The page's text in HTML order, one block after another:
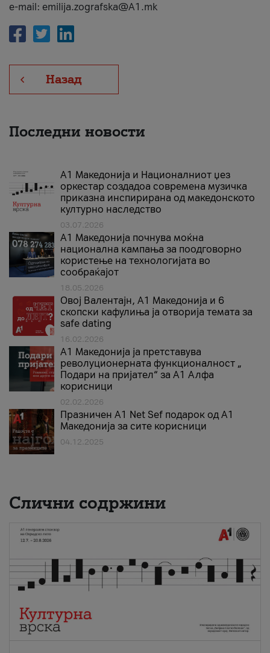
e-mail: emilija.zografska@A1.mk
Назад
Последни новости
А1 Македонија и Националниот џез
оркестар создадоа современа музичка
приказна инспирирана од македонското
културно наследство
03.07.2026
A1 Македонија почнува моќна
национална кампања за поодговорно
користење на технологијата во
сообраќајот
18.05.2026
Овој Валентајн, A1 Македонија и 6
скопски кафулиња ја отворија темата за
safe dating
16.02.2026
А1 Македонија ја претставува
револуционерната функционалност „
Подари на пријател“ за А1 Алфа
корисници
02.02.2026
Празничен A1 Net Sеf подарок од А1
Македонија за сите корисници
04.12.2025
Слични содржини